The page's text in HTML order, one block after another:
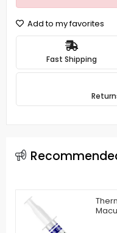
Add to my favorites
Fast Shipping